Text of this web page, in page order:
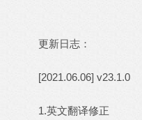
更新日志：
[2021.06.06] v23.1.0
1.英文翻译修正